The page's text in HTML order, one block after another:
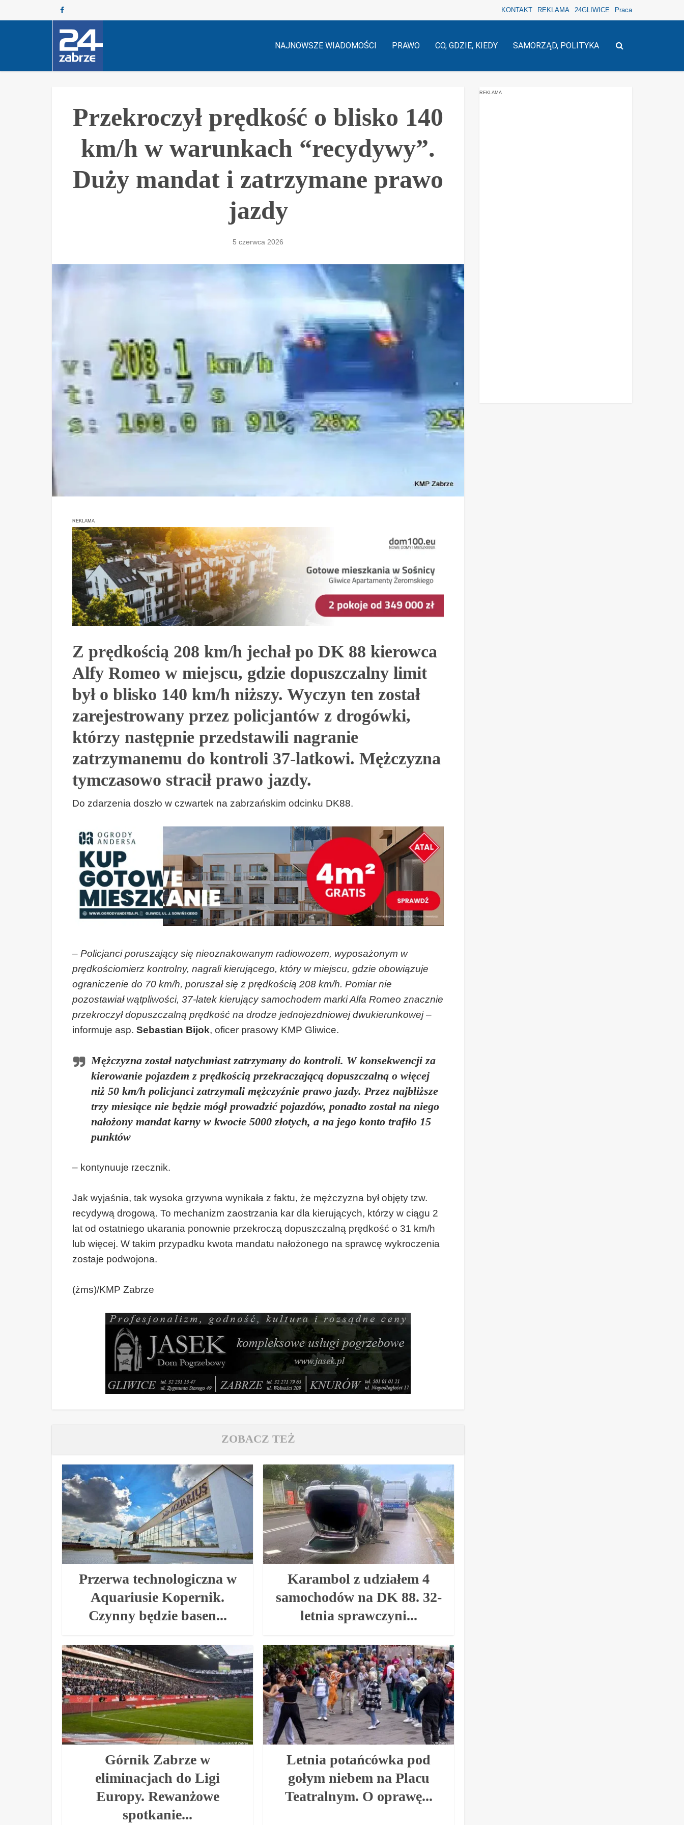
KONTAKT REKLAMA 24GLIWICE Praca
NAJNOWSZE WIADOMOŚCI PRAWO CO, GDZIE, KIEDY SAMORZĄD, POLITYKA
Przekroczył prędkość o blisko 140
km/h w warunkach “recydywy”.
Duży mandat i zatrzymane prawo
jazdy
5 czerwca 2026
REKLAMA
Z prędkością 208 km/h jechał po DK 88 kierowca
Alfy Romeo w miejscu, gdzie dopuszczalny limit
był o blisko 140 km/h niższy. Wyczyn ten został
zarejestrowany przez policjantów z drogówki,
którzy następnie przedstawili nagranie
zatrzymanemu do kontroli 37-latkowi. Mężczyzna
tymczasowo stracił prawo jazdy.
Do zdarzenia doszło w czwartek na zabrzańskim odcinku DK88.
– Policjanci poruszający się nieoznakowanym radiowozem, wyposażonym w
prędkościomierz kontrolny, nagrali kierującego, który w miejscu, gdzie obowiązuje
ograniczenie do 70 km/h, poruszał się z prędkością 208 km/h. Pomiar nie
pozostawiał wątpliwości, 37-latek kierujący samochodem marki Alfa Romeo znacznie
przekroczył dopuszczalną prędkość na drodze jednojezdniowej dwukierunkowej–
informuje asp. Sebastian Bijok, oficer prasowy KMP Gliwice.
Mężczyzna został natychmiast zatrzymany do kontroli. W konsekwencji za
kierowanie pojazdem z prędkością przekraczającą dopuszczalną o więcej
niż 50 km/h policjanci zatrzymali mężczyźnie prawo jazdy. Przez najbliższe
trzy miesiące nie będzie mógł prowadzić pojazdów, ponadto został na niego
nałożony mandat karny w kwocie 5000 złotych, a na jego konto trafiło 15
punktów
– kontynuuje rzecznik.
Jak wyjaśnia, tak wysoka grzywna wynikała z faktu, że mężczyzna był objęty tzw.
recydywą drogową. To mechanizm zaostrzania kar dla kierujących, którzy w ciągu 2
lat od ostatniego ukarania ponownie przekroczą dopuszczalną prędkość o 31 km/h
lub więcej. W takim przypadku kwota mandatu nałożonego na sprawcę wykroczenia
zostaje podwojona.
(żms)/KMP Zabrze
ZOBACZ TEŻ
Przerwa technologiczna w
Aquariusie Kopernik.
Czynny będzie basen...
Karambol z udziałem 4
samochodów na DK 88. 32-
letnia sprawczyni...
Górnik Zabrze w
eliminacjach do Ligi
Europy. Rewanżowe
spotkanie...
Letnia potańcówka pod
gołym niebem na Placu
Teatralnym. O oprawę...
REKLAMA